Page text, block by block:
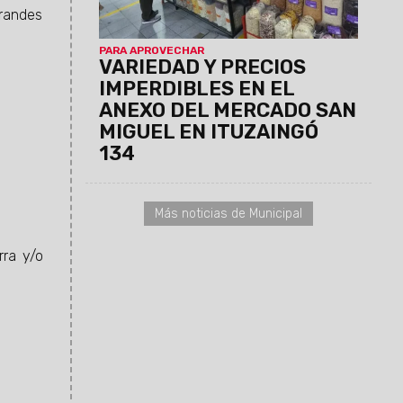
y/o
PARA APROVECHAR
VARIEDAD Y PRECIOS
IMPERDIBLES EN EL
ANEXO DEL MERCADO SAN
MIGUEL EN ITUZAINGÓ
134
limpieza y servicio técnico para
celulares, entre otros.
Más noticias de Municipal